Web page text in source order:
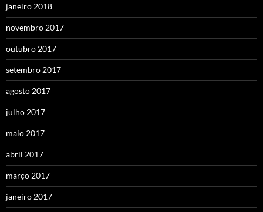
janeiro 2018
novembro 2017
outubro 2017
setembro 2017
agosto 2017
julho 2017
maio 2017
abril 2017
março 2017
janeiro 2017